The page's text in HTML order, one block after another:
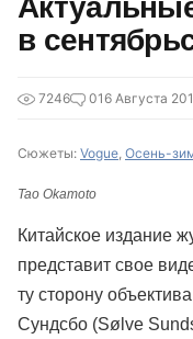
в
7246 016 Августа
Сюжеты: Vogue, Осень-
Tao Okamoto
Китайское издание
представит свое
ту сторону
Сундсбо (Sølve